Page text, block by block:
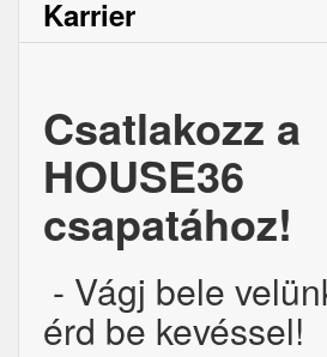
Karrier
Csatlakozz a
HOUSE36
csapatához!
- Vágj bele
érd be kevéssel!